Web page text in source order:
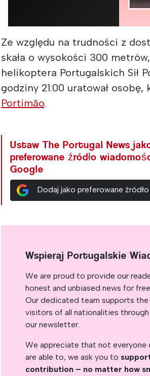
Ze względu na trudności z
skała o wysokości 300
helikoptera Portugalskich Sił
godziny 21:00 uratował
Portimão.
Ustaw The Portugal News
preferowane źródło
Google
Dodaj jako preferowane
Wspieraj Portugalskie
We are proud to provide our
honest and unbiased news for
Our dedicated team supports
visitors of all nationalities
our newsletter.
We appreciate that not
are able to, we ask you to
contribution – no matter how